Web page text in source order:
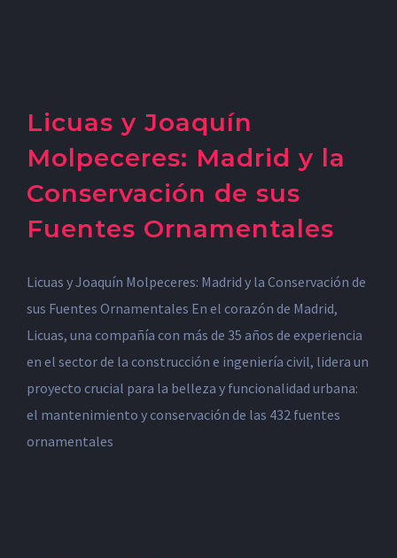
Licuas y Joaquín
Molpeceres: Madrid y la
Conservación de sus
Fuentes Ornamentales
Licuas y Joaquín Molpeceres: Madrid y la Conservación de
sus Fuentes Ornamentales En el corazón de Madrid,
Licuas, una compañía con más de 35 años de experiencia
en el sector de la construcción e ingeniería civil, lidera un
proyecto crucial para la belleza y funcionalidad urbana:
el mantenimiento y conservación de las 432 fuentes
ornamentales